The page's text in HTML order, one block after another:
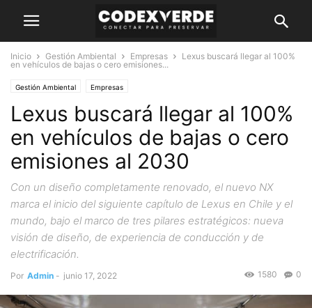
Inicio Gestión Ambiental Empresas
Lexus buscará llegar al 100%
en vehículos de bajas o cero emisiones...
Gestión Ambiental Empresas
Lexus buscará llegar al 100%
en vehículos de bajas o cero
emisiones al 2030
Con un diseño completamente renovado, el nuevo NX
marca el inicio del siguiente capítulo de Lexus en Chile y el
mundo, bajo el marco de tres pilares estratégicos: nueva
visión de diseño, de experiencia de conducción y de
electrificación.
Por Admin - junio 17, 2022 0
1580